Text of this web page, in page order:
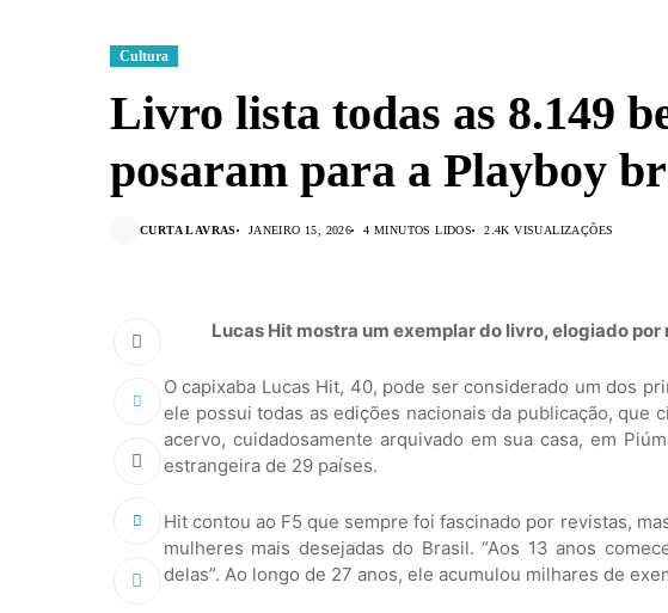
Cultura
Livro lista todas as 8.149
posaram para a Playboy
CURTA LAVRAS JANEIRO 15, 2026 4 MINUTOS LIDOS 2.4K VISUALIZAÇÕES
Lucas Hit mostra um exemplar do livro, elogiado
O capixaba Lucas Hit, 40, pode ser considerado um dos
ele possui todas as edições nacionais da publicação, que
acervo, cuidadosamente arquivado em sua casa, em
estrangeira de 29 países.
Hit contou ao F5 que sempre foi fascinado por revistas,
mulheres mais desejadas do Brasil. “Aos 13 anos
delas”. Ao longo de 27 anos, ele acumulou milhares de